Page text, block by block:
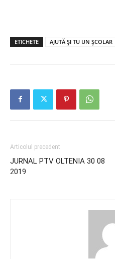
ETICHETE AJUTĂ ȘI TU UN ȘCOLAR
Articolul precedent
JURNAL PTV OLTENIA 30 08
2019